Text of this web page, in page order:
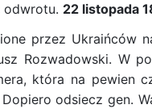
odwrotu. 22 listopada
przez Ukraińców
Rozwadowski. W
która na pewien
odsiecz gen.